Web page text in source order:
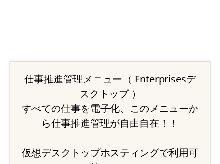
仕事推進管理メニュー（ Enterprisesデ
スクトップ ）
すべての仕事を電子化、このメニューか
ら仕事推進管理が自由自在！！
仮想デスクトップホスティングで利用可